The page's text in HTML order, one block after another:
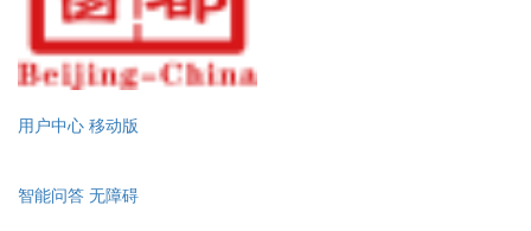
用户中心 移动版
智能问答 无障碍